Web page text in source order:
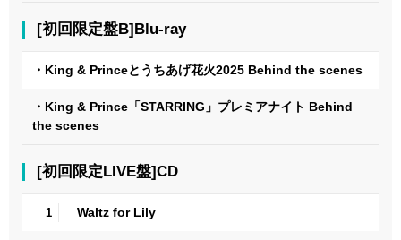
[初回限定盤B]Blu-ray
・King & Princeとうちあげ花火2025 Behind the scenes
・King & Prince「STARRING」プレミアナイト Behind
the scenes
[初回限定LIVE盤]CD
1 Waltz for Lily